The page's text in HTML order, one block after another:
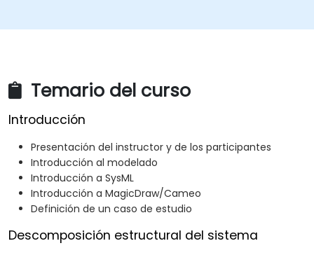
Temario del curso
Introducción
Presentación del instructor y de los participantes
Introducción al modelado
Introducción a SysML
Introducción a MagicDraw/Cameo
Definición de un caso de estudio
Descomposición estructural del sistema